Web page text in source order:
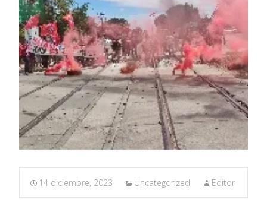
14 diciembre, 2023 Uncategorized Editor